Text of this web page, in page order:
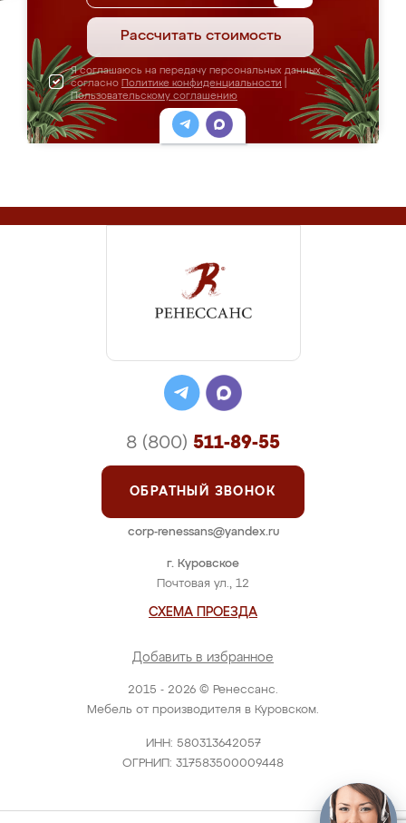
Рассчитать стоимость
Я соглашаюсь на передачу персональных данных
согласно Политике конфиденциальности
Пользовательскому соглашению
2015 - 2026 © Ренессанс.
Мебель от производителя в Куровском.
ИНН: 580313642057
ОГРНИП: 317583500009448
г. Куровское
Почтовая ул., 12
СХЕМА ПРОЕЗДА
Добавить в избранное
8 (800) 511-89-55
ОБРАТНЫЙ ЗВОНОК
corp-renessans@yandex.ru